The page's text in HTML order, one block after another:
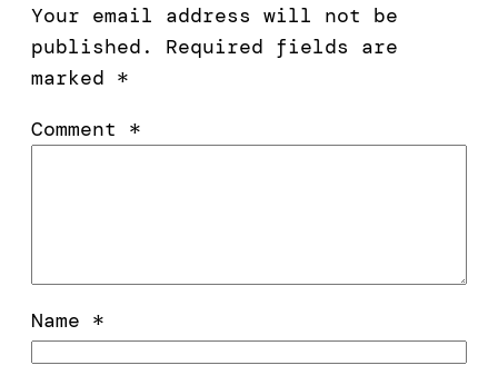
Your email address will not be
published.
Required fields are
marked *
Comment *
Name *